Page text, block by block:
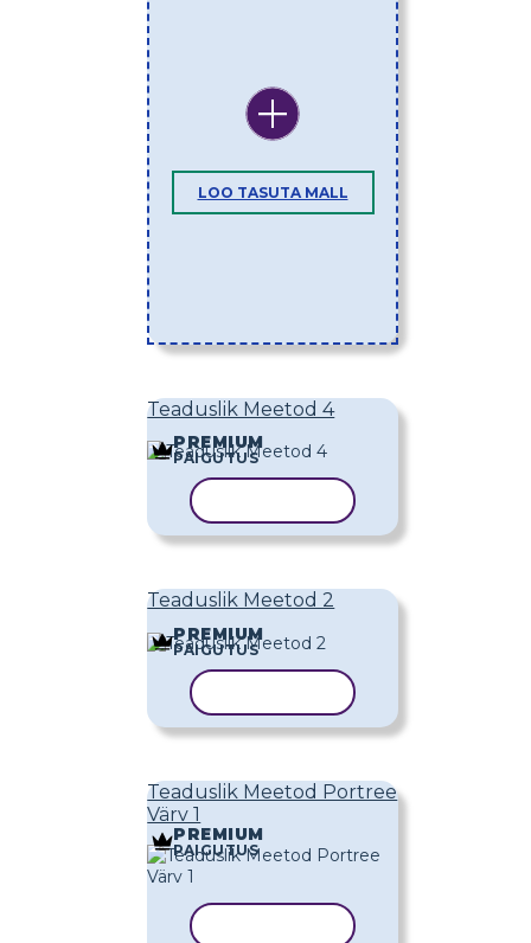
LOO TASUTA MALL
Teaduslik Meetod 4
PREMIUM
PAIGUTUS
Teaduslik Meetod 2
PREMIUM
PAIGUTUS
Teaduslik Meetod Portree
Värv 1
PREMIUM
PAIGUTUS